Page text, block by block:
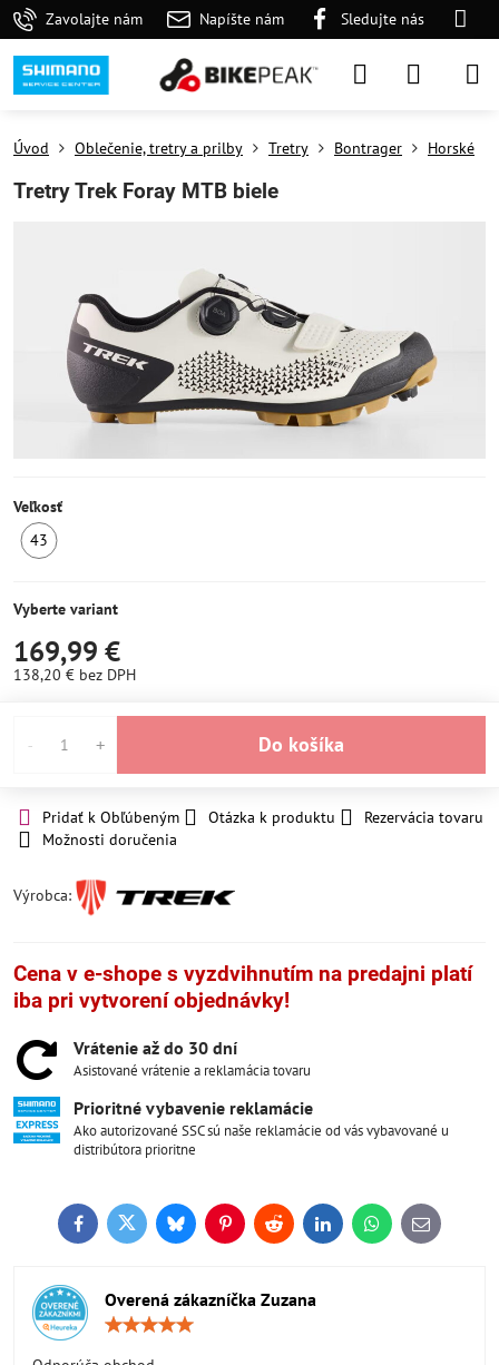
Zavolajte nám Napíšte nám Sledujte nás
Úvod Oblečenie, tretry a prilby Tretry Bontrager Horské
Tretry Trek Foray MTB biele
Veľkosť
43
Vyberte variant
169,99 €
138,20 € bez DPH
Do košíka
Pridať k Obľúbeným Otázka k produktu
Rezervácia tovaru
Možnosti doručenia
Výrobca:
Cena v e-shope s vyzdvihnutím na predajni platí
iba pri vytvorení objednávky!
Vrátenie až do 30 dní
Asistované vrátenie a reklamácia tovaru
Prioritné vybavenie reklamácie
Ako autorizované SSC sú naše reklamácie od vás vybavované u
distribútora prioritne
FacebookTwitterBlueskyPinterestReddit LinkedInWhatsApp
E-
mail
Overená zákazníčka Zuzana